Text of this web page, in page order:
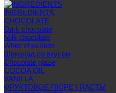
INGREDIENTS
CHOCOLATE
Dark chocolate
Milk chocolate
White chocolate
Шоколад со вкусом
Chocolate glaze
COCOA OIL
VANILLA
ФРУКТОВОЕ ПЮРЕ | ПАСТЫ